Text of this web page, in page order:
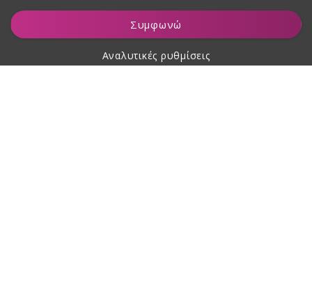
Συμφωνώ
Αναλυτικές ρυθμίσεις
Προσθήκη στο καλάθι